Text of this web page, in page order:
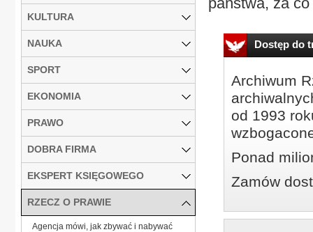
Dostęp do
Archiwum
od 1993
Ponad
Zamów
KULTURA
NAUKA
SPORT
EKONOMIA
PRAWO
DOBRA FIRMA
EKSPERT KSIĘGOWEGO
RZECZ O PRAWIE
Agencja mówi, jak zbywać i nabywać